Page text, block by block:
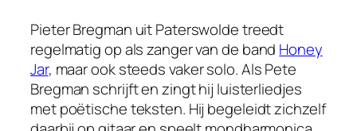
Pieter Bregman uit Paterswolde treedt
regelmatig op als zanger van de band Honey
Jar, maar ook steeds vaker solo. Als Pete
Bregman schrijft en zingt hij luisterliedjes
met poëtische teksten. Hij begeleidt zichzelf